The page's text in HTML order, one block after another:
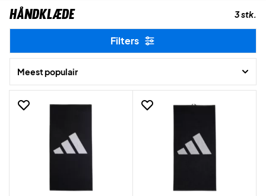
HÅNDKLÆDE 3 stk.
Filters
Meest populair